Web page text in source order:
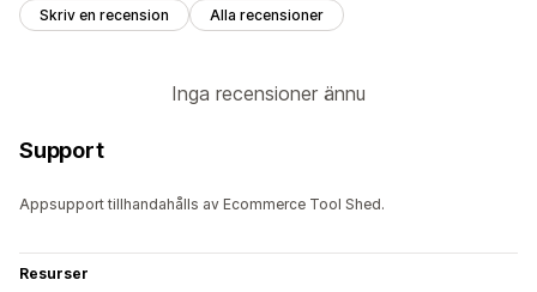
Skriv en recension Alla recensioner
Inga recensioner ännu
Support
Appsupport tillhandahålls av Ecommerce Tool Shed.
Resurser